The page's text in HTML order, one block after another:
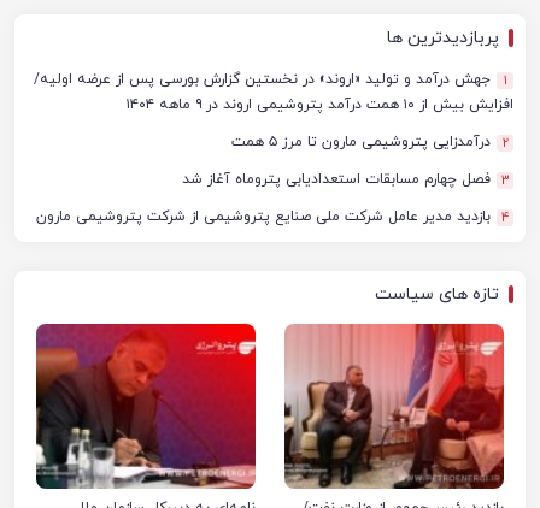
پربازدیدترین ها
1
جهش درآمد و تولید «اروند» در نخستین گزارش بورسی پس از عرضه اولیه/
افزایش بیش از ۱۰ همت درآمد پتروشیمی اروند در ۹ ماهه ۱۴۰۴
2 درآمدزایی پتروشیمی مارون تا مرز ۵ همت
3 فصل چهارم مسابقات استعدادیابی پتروماه آغاز شد
4 بازدید مدیر عامل شرکت ملی صنایع پتروشیمی از شرکت پتروشیمی مارون
تازه های سیاست